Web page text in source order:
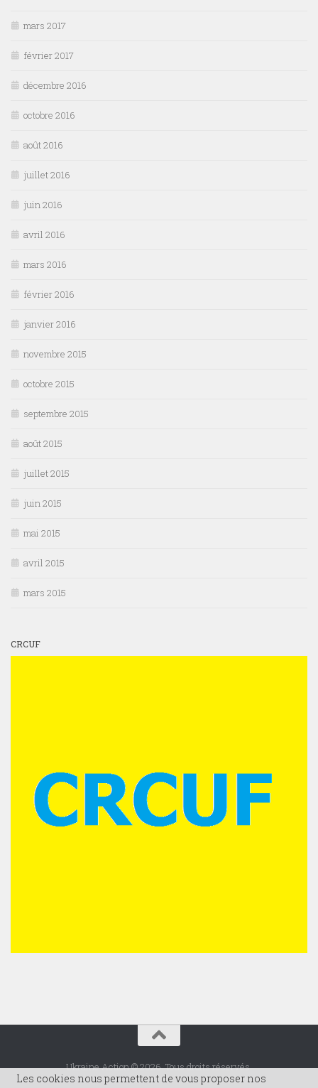
mars 2017
février 2017
décembre 2016
octobre 2016
août 2016
juillet 2016
juin 2016
avril 2016
mars 2016
février 2016
janvier 2016
novembre 2015
octobre 2015
septembre 2015
août 2015
juillet 2015
juin 2015
mai 2015
avril 2015
mars 2015
CRCUF
Ukraine Action © 2026. Tous droits réservés.
Les cookies nous permettent de vous proposer nos